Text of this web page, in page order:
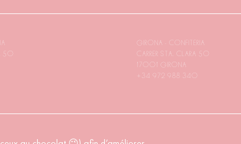
50
GIRONA - CONFITERIA
CARRER STA. CLARA 50
17001 GIRONA
+34 972 988 340